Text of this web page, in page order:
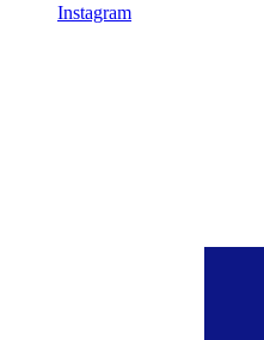
Instagram